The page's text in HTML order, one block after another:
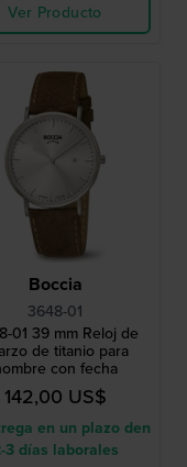
Ver Producto
Boccia
3648-01
01 39 mm Reloj de
de titanio para
con fecha
142,00 US$
en un plazo den
3 días laborales